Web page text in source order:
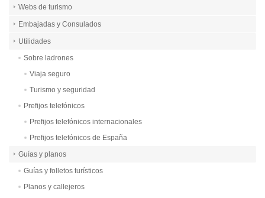
Webs de turismo
Embajadas y Consulados
Utilidades
Sobre ladrones
Viaja seguro
Turismo y seguridad
Prefijos telefónicos
Prefijos telefónicos internacionales
Prefijos telefónicos de España
Guías y planos
Guías y folletos turísticos
Planos y callejeros